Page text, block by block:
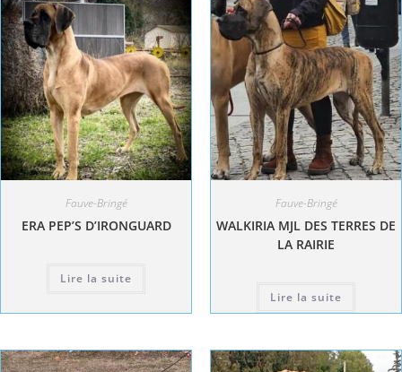
Fauve-Bringé
ERA PEP’S D’IRONGUARD
Lire la suite
Fauve-Bringé
WALKIRIA MJL DES TERRES DE
LA RAIRIE
Lire la suite